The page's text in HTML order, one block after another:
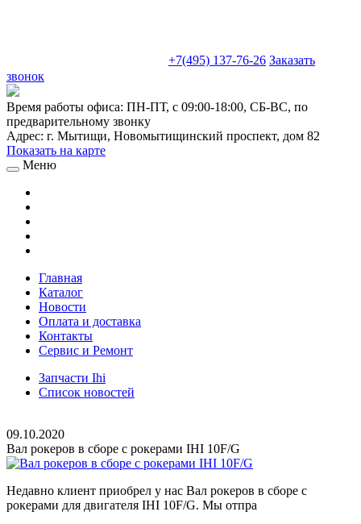
+7(495) 137-76-26 Заказать
звонок
Время работы офиса: ПН-ПТ, с 09:00-18:00, СБ-ВС, по
предварительному звонку
Адрес: г. Мытищи, Новомытищинский проспект, дом 82
Показать на карте
Меню
Главная
Каталог
Новости
Оплата и доставка
Контакты
Сервис и Ремонт
Запчасти Ihi
Список новостей
09.10.2020
Вал рокеров в сборе с рокерами IHI 10F/G
Недавно клиент приобрел у нас Вал рокеров в сборе с
рокерами для двигателя IHI 10F/G. Мы отпра